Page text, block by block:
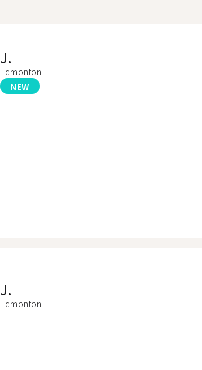
J.
Edmonton
NEW
J.
Edmonton